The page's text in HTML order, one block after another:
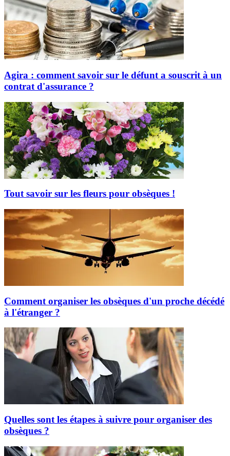
Agira : comment savoir sur le défunt a souscrit à un
contrat d'assurance ?
Tout savoir sur les fleurs pour obsèques !
Comment organiser les obsèques d'un proche décédé
à l'étranger ?
Quelles sont les étapes à suivre pour organiser des
obsèques ?